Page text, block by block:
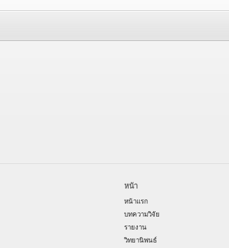
หน้า
หน้าแรก
บทความวิจัย
รายงาน
วิทยานิพนธ์